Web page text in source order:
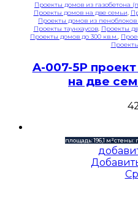
Проекты домов из газобетона
Проекты домов на две семьи,
Проекты домов из
Проекты таунхаусов, Проекты
Проекты домов до 300 кв.м.,
A-007-5P
на две
площадь: 196,1 м²стены: